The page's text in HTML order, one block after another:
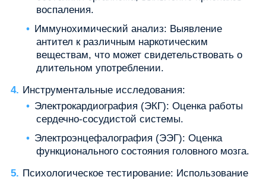
воспаления.
Иммунохимический анализ: Выявление
антител к различным наркотическим
веществам, что может свидетельствовать о
длительном употреблении.
Инструментальные исследования:
Электрокардиография (ЭКГ): Оценка работы
сердечно-сосудистой системы.
Электроэнцефалография (ЭЭГ): Оценка
функционального состояния головного мозга.
Психологическое тестирование: Использование